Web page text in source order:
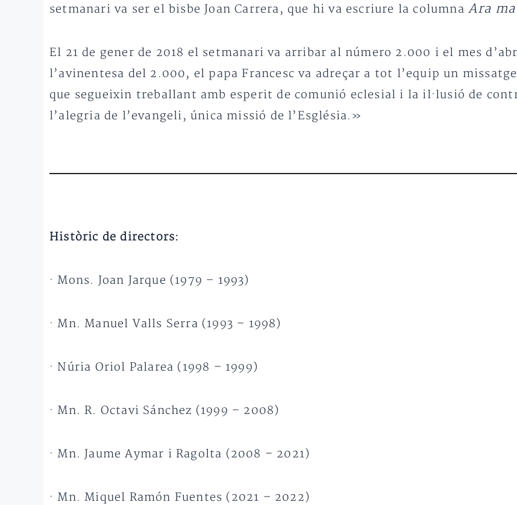
setmanari va ser el bisbe Joan Carrera, que hi va escriure la columnaAra
El 21 de gener de 2018 el setmanari va arribar al número 2.000 i el mes
l’avinentesa del 2.000, el papa Francesc va adreçar a tot l’equip un
que segueixin treballant amb esperit de comunió eclesial i la il·lusió de
l’alegria de l’evangeli, única missió de l’Església.»
Històric de directors:
· Mons. Joan Jarque (1979 – 1993)
· Mn. Manuel Valls Serra (1993 – 1998)
· Núria Oriol Palarea (1998 – 1999)
· Mn. R. Octavi Sánchez (1999 – 2008)
· Mn. Jaume Aymar i Ragolta (2008 – 2021)
· Mn. Miquel Ramón Fuentes (2021 – 2022)